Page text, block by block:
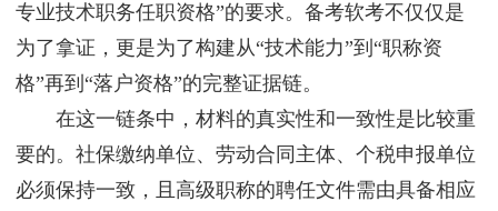
专业技术职务任职资格”的要求。备考软考不仅仅是
为了拿证，更是为了构建从“技术能力”到“职称资
格”再到“落户资格”的完整证据链。
在这一链条中，材料的真实性和一致性是比较重
要的。社保缴纳单位、劳动合同主体、个税申报单位
必须保持一致，且高级职称的聘任文件需由具备相应